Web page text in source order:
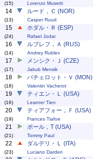
(15) Lorenzo Musetti
14
(13)
ルード，Ｃ (NOR)
Casper Ruud
15
(24)
ホダル・Ｒ (ESP)
Rafael Jodar
16
(14)
ルブレフ，Ａ (RUS)
Andrey Rublev
17
(17)
メンシク・Ｊ (CZE)
Jakub Mensik
18
(18)
バチェロット・Ｖ (MON)
Valentin Vacherot
19
(16)
ティエン・Ｌ (USA)
Learner Tien
20
(19)
ティアフォー，Ｆ (USA)
Frances Tiafoe
21
(21)
ポール，T (USA)
Tommy Paul
22
(23)
ダルデリ・Ｌ (ITA)
Luciano Darderi